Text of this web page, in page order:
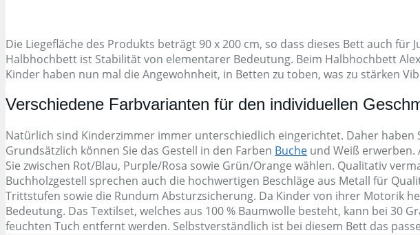
Die Liegefläche des Produkts beträgt 90 x 200 cm, so dass dieses Bett auch
Halbhochbett ist Stabilität von elementarer Bedeutung. Beim Halbhochbett
Kinder haben nun mal die Angewohnheit, in Betten zu toben, was zu stärken
Verschiedene Farbvarianten für den individuellen
Natürlich sind Kinderzimmer immer unterschiedlich eingerichtet. Daher
Grundsätzlich können Sie das Gestell in den Farben Buche und Weiß
Sie zwischen Rot/Blau, Purple/Rosa sowie Grün/Orange wählen. Qualitativ
Buchholzgestell sprechen auch die hochwertigen Beschläge aus Metall für
Trittstufen sowie die Rundum Absturzsicherung. Da Kinder von ihrer Motorik
Bedeutung. Das Textilset, welches aus 100 % Baumwolle besteht, kann bei 30
feuchten Tuch entfernt werden. Selbstverständlich ist bei diesem Bett das